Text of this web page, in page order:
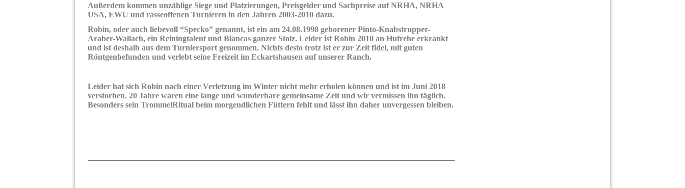
Außerdem kommen unzählige Siege und Platzierungen, Preisgelder und Sachpreise auf NRHA, NRHA
USA, EWU und rasseoffenen Turnieren in den Jahren 2003-2010 dazu.
Robin, oder auch liebevoll “Specko” genannt, ist ein am 24.08.1998 geborener Pinto-Knabstrupper-
Araber-Wallach, ein Reiningtalent und Biancas ganzer Stolz. Leider ist Robin 2010 an Hufrehe erkrankt
und ist deshalb aus dem Turniersport genommen. Nichts desto trotz ist er zur Zeit fidel, mit guten
Röntgenbefunden und verlebt seine Freizeit im Eckartshausen auf unserer Ranch.
Leider hat sich Robin nach einer Verletzung im Winter nicht mehr erholen können und ist im Juni 2018
verstorben. 20 Jahre waren eine lange und wunderbare gemeinsame Zeit und wir vermissen ihn täglich.
Besonders sein TrommelRitual beim morgendlichen Füttern fehlt und lässt ihn daher unvergessen bleiben.